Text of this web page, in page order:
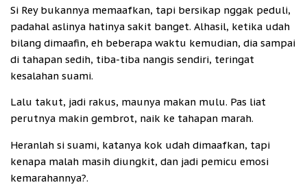
Si Rey bukannya memaafkan, tapi bersikap nggak peduli,
padahal aslinya hatinya sakit banget. Alhasil, ketika udah
bilang dimaafin, eh beberapa waktu kemudian, dia sampai
di tahapan sedih, tiba-tiba nangis sendiri, teringat
kesalahan suami.
Lalu takut, jadi rakus, maunya makan mulu. Pas liat
perutnya makin gembrot, naik ke tahapan marah.
Heranlah si suami, katanya kok udah dimaafkan, tapi
kenapa malah masih diungkit, dan jadi pemicu emosi
kemarahannya?.